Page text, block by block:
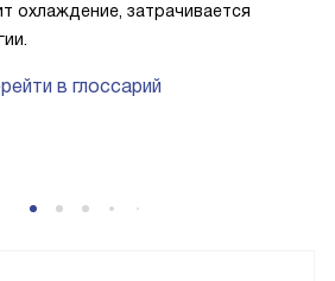
охлаждение, затрачивается
в глоссарий